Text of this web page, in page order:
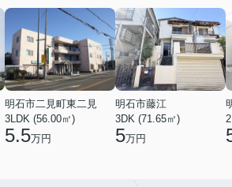
明石市二見町東二見
3LDK (56.00㎡)
5.5万円
明石市藤江
3DK (71.65㎡)
5万円